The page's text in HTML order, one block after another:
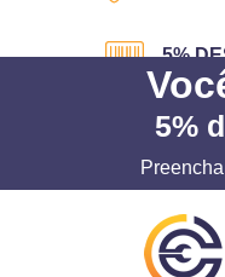
5%
5%